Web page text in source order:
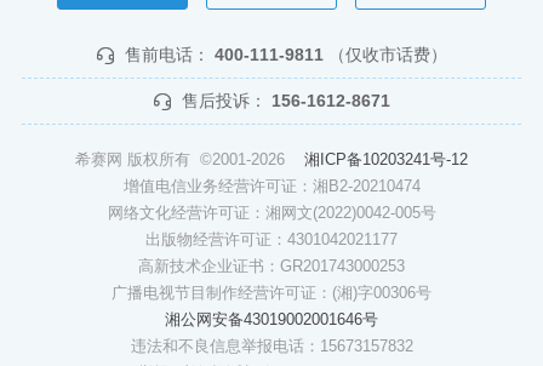
售前电话： 400-111-9811 （仅收市话费）
售后投诉： 156-1612-8671
希赛网 版权所有 ©2001-2026 湘ICP备10203241号-12
增值电信业务经营许可证：湘B2-20210474
网络文化经营许可证：湘网文(2022)0042-005号
出版物经营许可证：4301042021177
高新技术企业证书：GR201743000253
广播电视节目制作经营许可证：(湘)字00306号
湘公网安备43019002001646号
违法和不良信息举报电话：15673157832